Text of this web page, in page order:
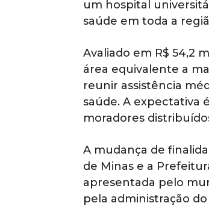
um hospital
saúde em toda a
Avaliado em R$ 54,2
área equivalente a
reunir assistência
saúde. A expectativa
moradores
A mudança de
de Minas e a
apresentada pelo
pela administração